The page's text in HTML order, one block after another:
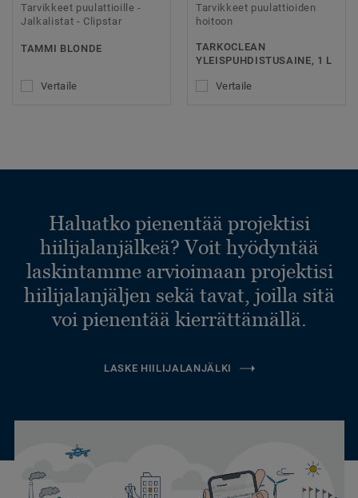
Tarvikkeet puulattioille -
Jalkalistat - Clipstar
TAMMI BLONDE
Vertaile
Tarvikkeet puulattioiden
hoitoon
TARKOCLEAN
YLEISPUHDISTUSAINE, 1 L
Vertaile
Haluatko pienentää projektisi
hiilijalanjälkeä? Voit hyödyntää
laskintamme arvioimaan projektisi
hiilijalanjäljen sekä tavat, joilla sitä
voi pienentää kierrättämällä.
LASKE HIILIJALANJÄLKI